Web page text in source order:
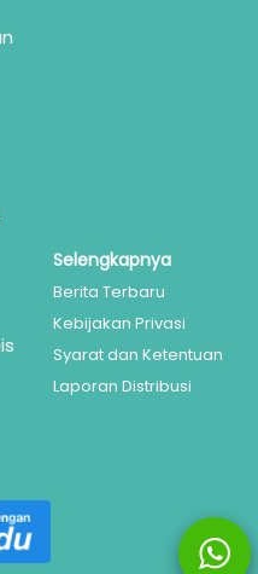
Selengkapnya
Berita Terbaru
Kebijakan Privasi
Syarat dan Ketentuan
Laporan Distribusi